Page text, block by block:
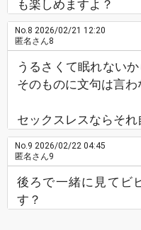
も楽しめますよ？
No.8 2026/02/21 12:20
匿名さん8
うるさくて眠れない
そのものに文句は言わ
セックスレスならそれ
No.9 2026/02/22 04:45
匿名さん9
後ろで一緒に見てビ
す？